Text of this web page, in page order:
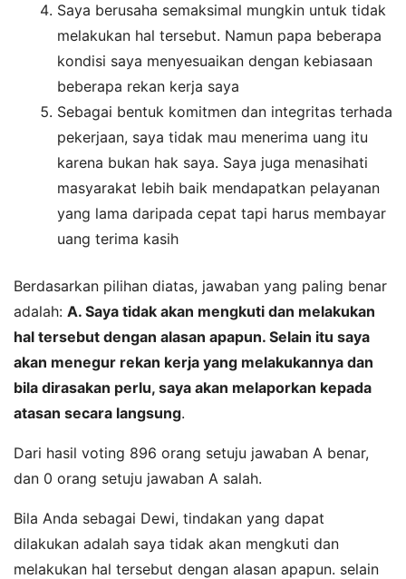
Saya berusaha semaksimal mungkin untuk tidak
melakukan hal tersebut. Namun papa beberapa
kondisi saya menyesuaikan dengan kebiasaan
beberapa rekan kerja saya
Sebagai bentuk komitmen dan integritas terhada
pekerjaan, saya tidak mau menerima uang itu
karena bukan hak saya. Saya juga menasihati
masyarakat lebih baik mendapatkan pelayanan
yang lama daripada cepat tapi harus membayar
uang terima kasih
Berdasarkan pilihan diatas, jawaban yang paling benar
adalah: A. Saya tidak akan mengkuti dan melakukan
hal tersebut dengan alasan apapun. Selain itu saya
akan menegur rekan kerja yang melakukannya dan
bila dirasakan perlu, saya akan melaporkan kepada
atasan secara langsung.
Dari hasil voting 896 orang setuju jawaban A benar,
dan 0 orang setuju jawaban A salah.
Bila Anda sebagai Dewi, tindakan yang dapat
dilakukan adalah saya tidak akan mengkuti dan
melakukan hal tersebut dengan alasan apapun. selain